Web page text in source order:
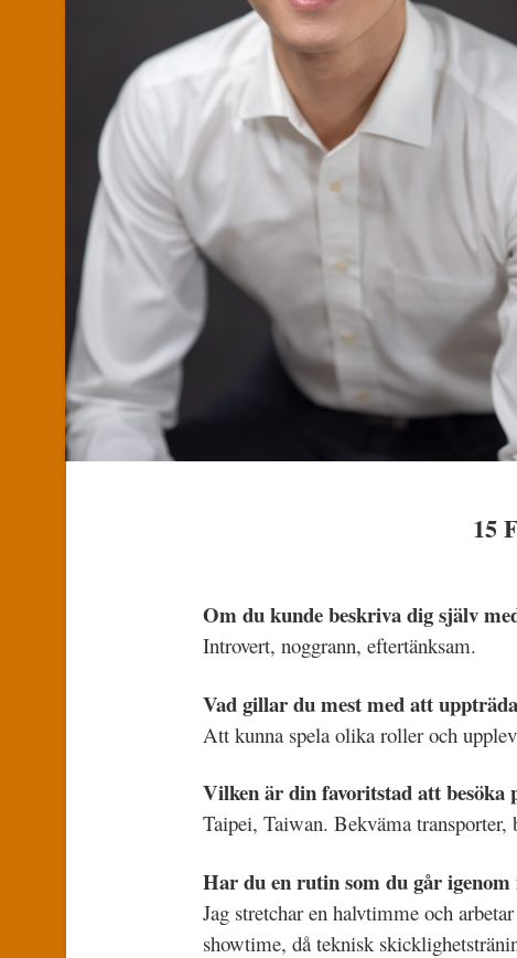
15
Om du kunde beskriva dig själv
Introvert, noggrann, eftertänksam.
Vad gillar du mest med att
Att kunna spela olika roller och
Vilken är din favoritstad att besöka
Taipei, Taiwan. Bekväma transporter,
Har du en rutin som du går
Jag stretchar en halvtimme och
showtime, då teknisk